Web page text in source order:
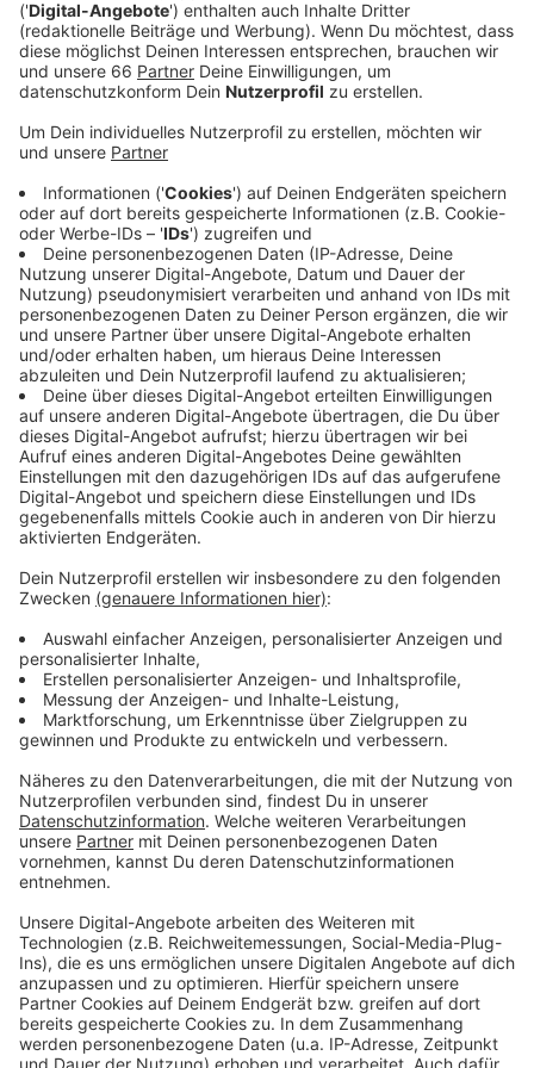
Dennis Lloyd hat uns im Studio besucht. Der
supersympathische Newcomer der eigentlich Nir Tibor
heißt und aus Tel Aviv stammt landete mit seiner
ersten Single "Nevermind" schon 2018 einen
weltweiten Hit und mit dem Nachfolger "Never go
back" setzte er sogar noch einen drauf.
Jetzt ist seine nächste Single "Wild West" erschienen
und die ist gleichzeitig der Titelsong zur neuesten
Ausgabe der extrem erfolgreichen Videospielreihe
"FIFA".
Anzeige
Wir benötigen Ihre
Zustimmung, um den YouTube
Video-Service zu laden!
Wir verwenden einen Service eines
einzubetten. Dieser Service kann
Daten zu Ihren Aktivitäten
sammeln. Bitte lesen Sie die
Details durch und stimmen Sie der
Video anzusehen.
Mehr Informationen
powered byUsercentrics Consent
Management Platform
Dennis Lloyd - Wild West